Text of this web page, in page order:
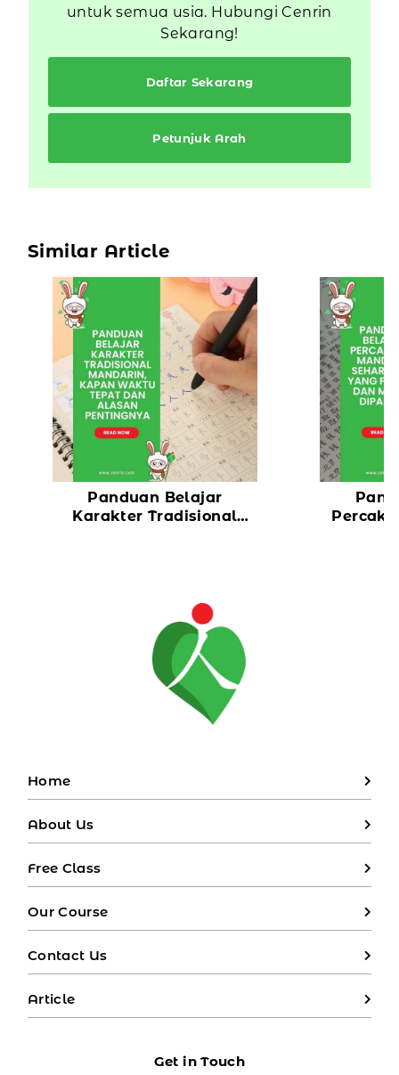
untuk semua usia. Hubungi Cenrin
Sekarang!
Daftar Sekarang
Petunjuk Arah
Similar Article
Panduan Belajar
Karakter Tradisional
Home
About Us
Free Class
Our Course
Contact Us
Article
Get in Touch